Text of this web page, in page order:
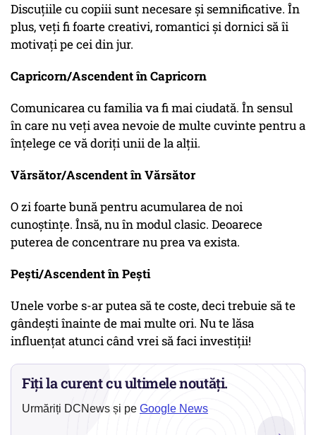
Discuțiile cu copiii sunt necesare și semnificative. În
plus, veți fi foarte creativi, romantici și dornici să îi
motivați pe cei din jur.
Capricorn/Ascendent în Capricorn
Comunicarea cu familia va fi mai ciudată. În sensul
în care nu veți avea nevoie de multe cuvinte pentru a
înțelege ce vă doriți unii de la alții.
Vărsător/Ascendent în Vărsător
O zi foarte bună pentru acumularea de noi
cunoștințe. Însă, nu în modul clasic. Deoarece
puterea de concentrare nu prea va exista.
Pești/Ascendent în Pești
Unele vorbe s-ar putea să te coste, deci trebuie să te
gândești înainte de mai multe ori. Nu te lăsa
influențat atunci când vrei să faci investiții!
Fiți la curent cu ultimele noutăți.
Urmăriți DCNews și pe Google News